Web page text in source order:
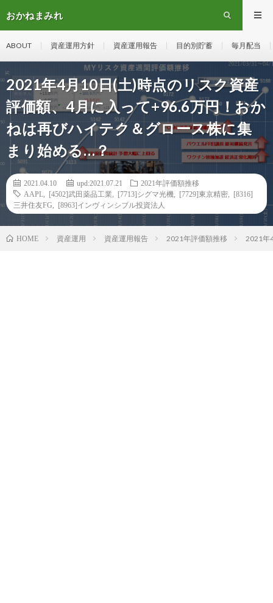
おかねまみれ
ABOUT 資産運用方針 資産運用報告 目的別貯蓄 毎月配当
2021年4月10日(土)時点のリスク資産
評価額、4月に入って+96.6万円！おか
ねは再びハイテク＆グロース株に集
まり始める…？
2021.04.10 upd:2021.07.21
2021年評価額推移
AAPL
[4502]武田薬品工業 [7713]シグマ光機 [7729]東京精密
[8316]
三井住友FG
[8963]インヴィンシブル投資法人
HOME 資産運用 資産運用報告 2021年評価額推移 2021年